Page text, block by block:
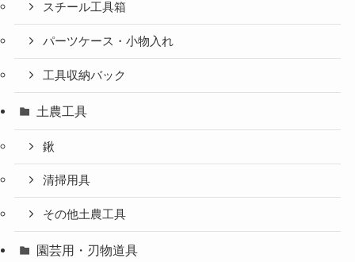
スチール工具箱
パーツケース・小物入れ
工具収納バック
土農工具
鍬
清掃用具
その他土農工具
園芸用・刃物道具